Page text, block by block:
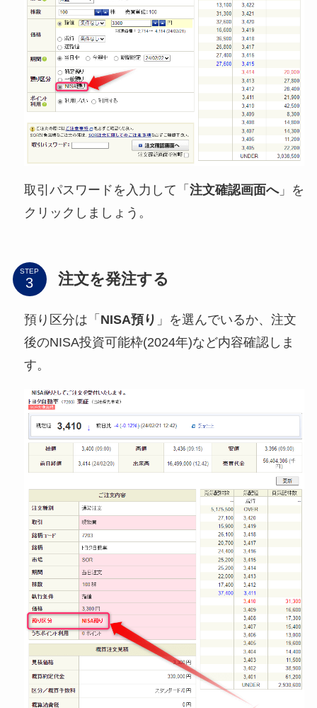
取引パスワードを入力して「 注文確認画面へ」を
クリックしましょう。
STEP 注文を発注する
預り区分は「 NISA預り 」を選んでいるか、注文
後のNISA投資可能枠(2024年)など内容確認しま
す。